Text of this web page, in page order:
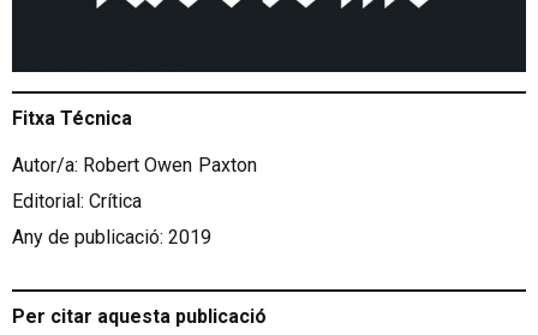
Fitxa Técnica
Autor/a: Robert Owen Paxton
Editorial: Crítica
Any de publicació: 2019
Per citar aquesta publicació